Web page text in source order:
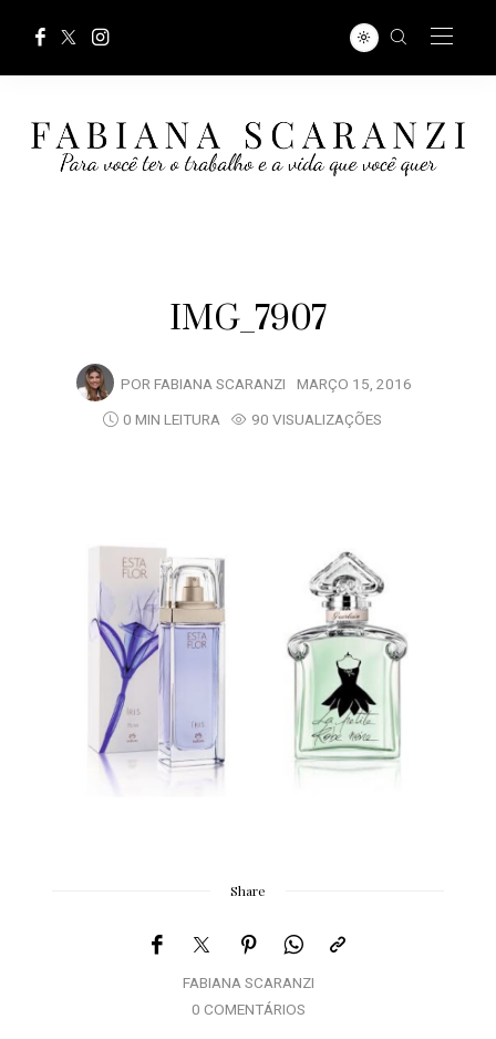
IMG_7907
POR FABIANA SCARANZI MARÇO 15, 2016
0 MIN LEITURA
90 VISUALIZAÇÕES
Share
FABIANA SCARANZI
0 COMENTÁRIOS